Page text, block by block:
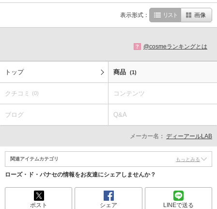
表示形式： リスト 画像
? @cosmeランキングとは
トップ 商品 (1)
クチコミ (0) コンテンツ
ブログ Q&A
メーカー名： ディーアールLAB
関連アイテムカテゴリ もっとみる
ローズ・ド・パナセの情報をお友達にシェアしませんか？
ポスト シェア LINEで送る